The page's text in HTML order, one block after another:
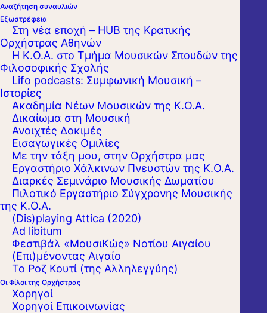
Αναζήτηση συναυλιών
Εξωστρέφεια
Στη νέα εποχή – HUB της Κρατικής
Ορχήστρας Αθηνών
Η Κ.Ο.Α. στο Τμήμα Μουσικών Σπουδών της
Φιλοσοφικής Σχολής
Lifo podcasts: Συμφωνική Μουσική –
Ιστορίες
Ακαδημία Νέων Μουσικών της Κ.Ο.Α.
Δικαίωμα στη Μουσική
Ανοιχτές Δοκιμές
Εισαγωγικές Ομιλίες
Με την τάξη μου, στην Ορχήστρα μας
Εργαστήριo Χάλκινων Πνευστών της Κ.Ο.Α.
Διαρκές Σεμινάριο Μουσικής Δωματίου
Πιλοτικό Εργαστήριο Σύγχρονης Μουσικής
της Κ.Ο.Α.
(Dis)playing Attica (2020)
Ad libitum
Φεστιβάλ «ΜουσιΚώς» Νοτίου Αιγαίου
(Επι)μένοντας Αιγαίο
Το Ροζ Κουτί (της Αλληλεγγύης)
Οι Φίλοι της Ορχήστρας
Χορηγοί
Χορηγοί Επικοινωνίας